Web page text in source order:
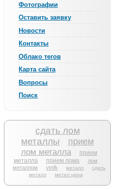
Фотографии
Оставить заявку
Новости
Контакты
Облако тегов
Карта сайта
Вопросы
Поиск
сдать лом
металлы
прием
лом металла
прием
металла
прием лома
лом
металлом
vtnfk металл
сдать
металл
метал цена